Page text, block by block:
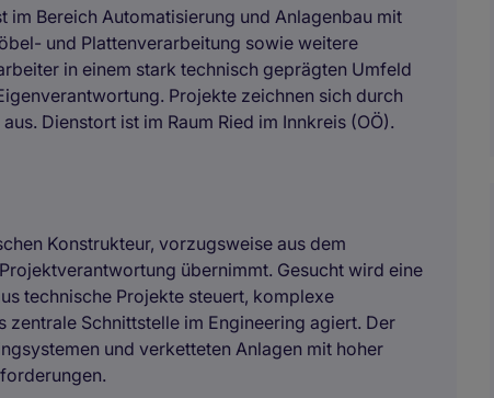
im Bereich Automatisierung und Anlagenbau mit
und Plattenverarbeitung sowie weitere
in einem stark technisch geprägten Umfeld
Projekte zeichnen sich durch
Dienstort ist im Raum Ried im Innkreis (OÖ).
Konstrukteur, vorzugsweise aus dem
übernimmt. Gesucht wird eine
technische Projekte steuert, komplexe
Schnittstelle im Engineering agiert. Der
und verketteten Anlagen mit hoher